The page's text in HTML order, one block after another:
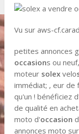
Vu sur aws-
petites annonces
occasions ou neuf,
moteur solexvelo
immédiat; , eur de
qu'un ! bénéficiez
de qualité en
moto d'occasion
annonces moto